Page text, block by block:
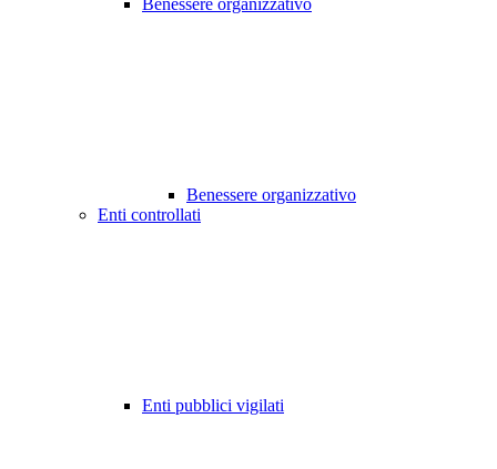
Benessere organizzativo
Benessere organizzativo
Enti controllati
Enti pubblici vigilati